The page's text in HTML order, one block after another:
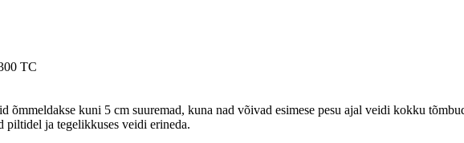
TC
õmmeldakse kuni 5 cm suuremad, kuna nad võivad esimese pesu ajal veidi kokku
piltidel ja tegelikkuses veidi erineda.